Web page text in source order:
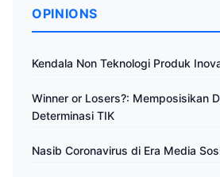
OPINIONS
Kendala Non Teknologi Produk
Winner or Losers?: Memposisikan
Determinasi TIK
Nasib Coronavirus di Era Media